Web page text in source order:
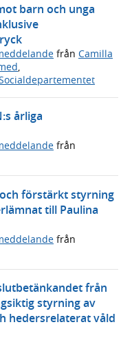
barn och unga
från Camilla
,
årliga
från
förstärkt styrning
till Paulina
från
från
styrning av
hedersrelaterat våld